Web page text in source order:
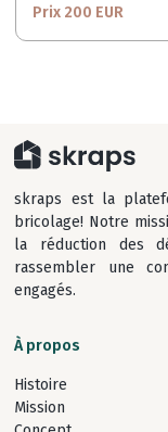
Prix 200 EUR
skraps est la
bricolage! Notre
la réduction des
rassembler une
engagés.
À propos
Histoire
Mission